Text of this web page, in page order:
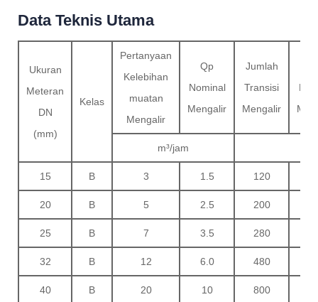
Data Teknis Utama
Ukuran
Meteran
DN
(mm)
Kelas
Pertanyaan
Kelebihan
muatan
Mengalir
Qp
Nominal
Mengalir
Jumlah
Transisi
Mengalir
m³/jam
15 B 3 1.5 120
20 B 5 2.5 200
25 B 7 3.5 280
32 B 12 6.0 480
40 B 20 10 800